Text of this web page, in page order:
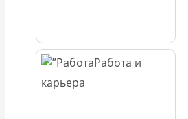
Работа и
карьера